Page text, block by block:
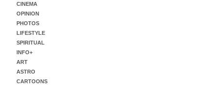
CINEMA
OPINION
PHOTOS
LIFESTYLE
SPIRITUAL
INFO+
ART
ASTRO
CARTOONS